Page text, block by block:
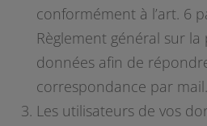
conformément à l’art. 6
Règlement général sur
données afin de
correspondance par mail.
Les utilisateurs de vos